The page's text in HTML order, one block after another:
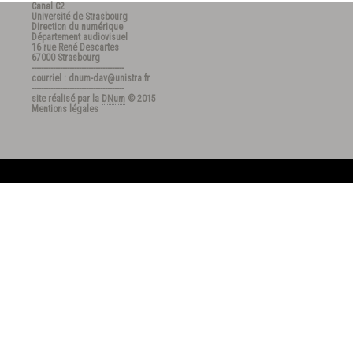
Canal C2
Université de Strasbourg
Direction du numérique
Département audiovisuel
16 rue René Descartes
67000 Strasbourg
---------------------------------------
courriel : dnum-dav@unistra.fr
---------------------------------------
site réalisé par la DNum © 2015
Mentions légales